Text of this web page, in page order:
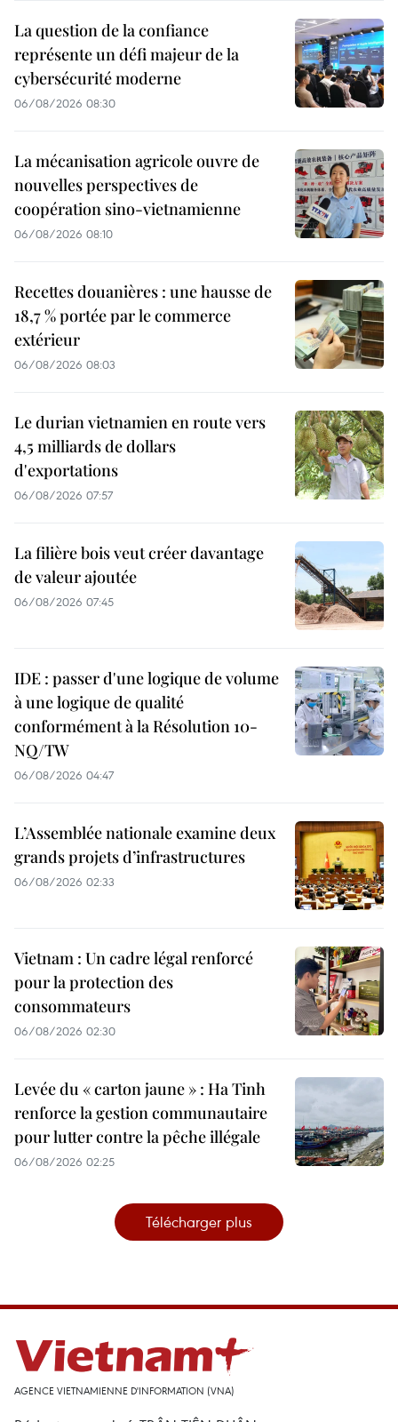
La question de la confiance
représente un défi majeur de la
cybersécurité moderne
06/08/2026 08:30
La mécanisation agricole ouvre de
nouvelles perspectives de
coopération sino-vietnamienne
06/08/2026 08:10
Recettes douanières : une hausse de
18,7 % portée par le commerce
extérieur
06/08/2026 08:03
Le durian vietnamien en route vers
4,5 milliards de dollars
d'exportations
06/08/2026 07:57
La filière bois veut créer davantage
de valeur ajoutée
06/08/2026 07:45
IDE : passer d'une logique de volume
à une logique de qualité
conformément à la Résolution 10-
NQ/TW
06/08/2026 04:47
L’Assemblée nationale examine deux
grands projets d’infrastructures
06/08/2026 02:33
Vietnam : Un cadre légal renforcé
pour la protection des
consommateurs
06/08/2026 02:30
Levée du « carton jaune » : Ha Tinh
renforce la gestion communautaire
pour lutter contre la pêche illégale
06/08/2026 02:25
Télécharger plus
AGENCE VIETNAMIENNE D'INFORMATION (VNA)